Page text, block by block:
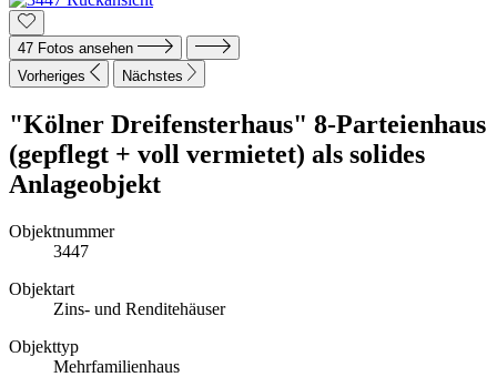
47 Fotos ansehen
Vorheriges
Nächstes
"Kölner Dreifensterhaus" 8-Parteienhaus
(gepflegt + voll vermietet) als solides
Anlageobjekt
Objektnummer
3447
Objektart
Zins- und Renditehäuser
Objekttyp
Mehrfamilienhaus